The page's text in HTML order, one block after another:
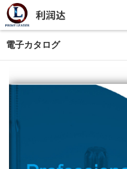
電子カタログ